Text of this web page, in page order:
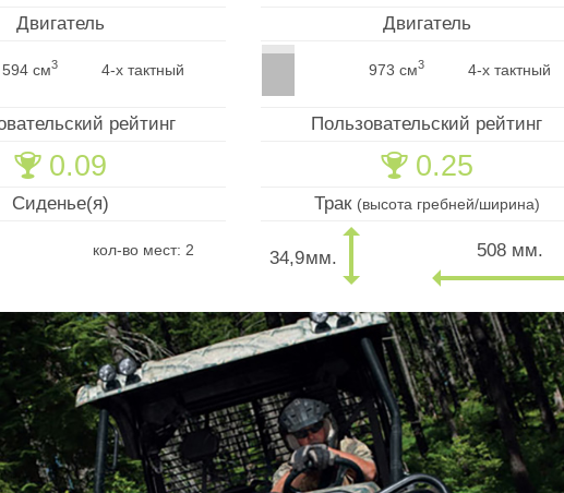
Двигатель
594 см3 4-х тактный
рейтинг
🏆 0.09
Сиденье(я)
кол-во мест: 2
Двигатель
973 см3 4-х тактный
Пользовательский рейтинг
🏆 0.25
Трак (высота гребней/ширина)
34,9мм. 508 мм.